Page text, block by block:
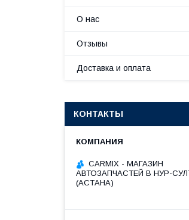
О нас
Отзывы
Доставка и оплата
КОНТАКТЫ
СARMIX - МАГАЗИН
АВТОЗАПЧАСТЕЙ В НУР-
(АСТАНА)